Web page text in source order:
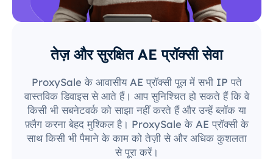
तेज़ और सुरक्षित AE प्रॉक्सी सेवा
ProxySale के आवासीय AE प्रॉक्सी पूल में सभी IP पते
वास्तविक डिवाइस से आते हैं। आप सुनिश्चित हो सकते हैं कि वे
किसी भी सबनेटवर्क को साझा नहीं करते हैं और उन्हें ब्लॉक या
फ़्लैग करना बेहद मुश्किल है। ProxySale के AE प्रॉक्सी के
साथ किसी भी पैमाने के काम को तेज़ी से और अधिक कुशलता
से पूरा करें।